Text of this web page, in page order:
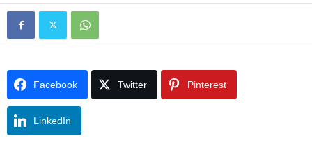
Facebook Twitter Pinterest
LinkedIn